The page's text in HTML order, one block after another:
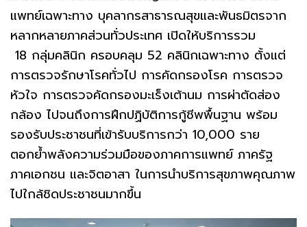
แพทย์เฉพาะทาง บุคลากรสาธารณสุขและพันธมิตรจาก
หลากหลายภาคส่วนทั่วประเทศ เปิดให้บริการรวม
18 กลุ่มคลินิก ครอบคลุม 52 คลินิกเฉพาะทาง ตั้งแต่
การตรวจรักษาโรคทั่วไป การคัดกรองโรค การตรวจ
หัวใจ การตรวจคัดกรองมะเร็งเต้านม การผ่าตัดส่อง
กล้อง ไปจนถึงการฝึกปฏิบัติการกู้ชีพพื้นฐาน พร้อม
รองรับประชาชนที่เข้ารับบริการกว่า 10,000 ราย
ตอกย้ำพลังความร่วมมือของภาคการแพทย์ ภาครัฐ
ภาคเอกชน และจิตอาสา ในการนำบริการสุขภาพคุณภาพ
ไปใกล้ชิดประชาชนมากขึ้น